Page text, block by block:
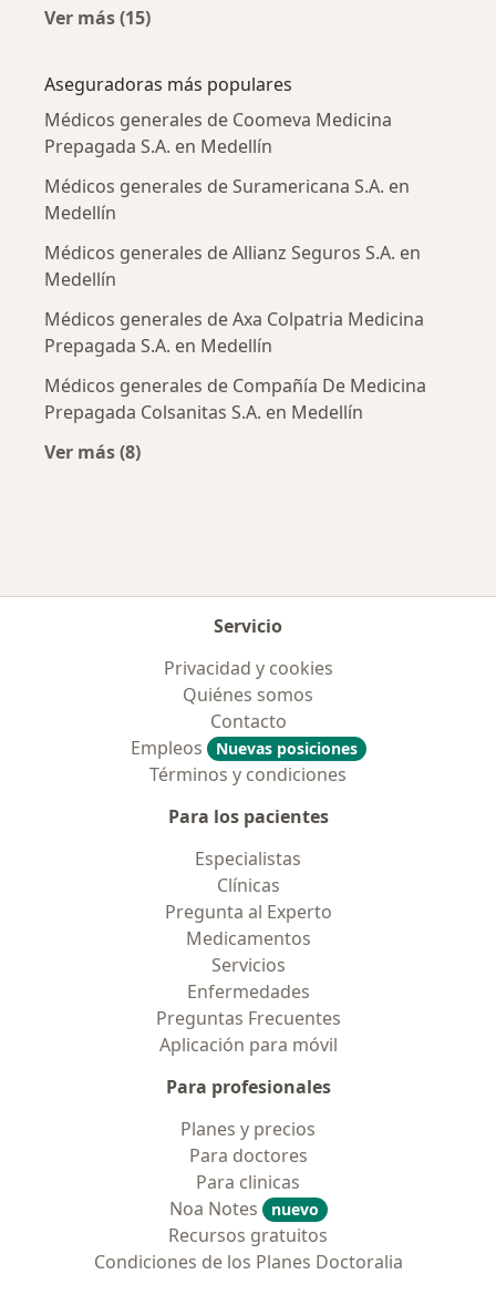
Ver más (15)
Aseguradoras más populares
Médicos generales de Coomeva Medicina
Prepagada S.A. en Medellín
Médicos generales de Suramericana S.A. en
Medellín
Médicos generales de Allianz Seguros S.A. en
Medellín
Médicos generales de Axa Colpatria Medicina
Prepagada S.A. en Medellín
Médicos generales de Compañía De Medicina
Prepagada Colsanitas S.A. en Medellín
Ver más (8)
Servicio
Privacidad y cookies
Quiénes somos
Contacto
Empleos
Nuevas posiciones
Términos y condiciones
Para los pacientes
Especialistas
Clínicas
Pregunta al Experto
Medicamentos
Servicios
Enfermedades
Preguntas Frecuentes
Aplicación para móvil
Para profesionales
Planes y precios
Para doctores
Para clinicas
Noa Notes
nuevo
Recursos gratuitos
Condiciones de los Planes Doctoralia